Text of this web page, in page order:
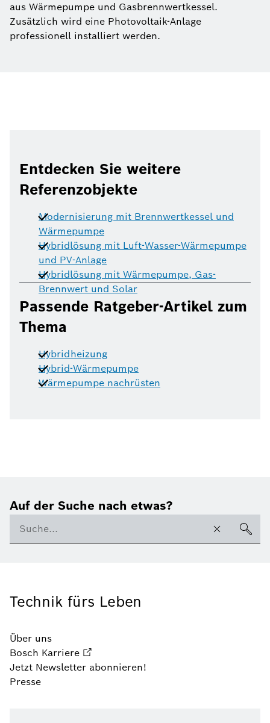
aus Wärmepumpe und Gasbrennwertkessel.
Zusätzlich wird eine Photovoltaik-Anlage
professionell installiert werden.
Entdecken Sie weitere
Referenzobjekte
Modernisierung mit Brennwertkessel und
Wärmepumpe
Hybridlösung mit Luft-Wasser-Wärmepumpe
und PV-Anlage
Hybridlösung mit Wärmepumpe, Gas-
Brennwert und Solar
Passende Ratgeber-Artikel zum
Thema
Hybridheizung
Hybrid-Wärmepumpe
Wärmepumpe nachrüsten
Auf der Suche nach etwas?
Technik fürs Leben
Über uns
Bosch Karriere
Jetzt Newsletter abonnieren!
Presse